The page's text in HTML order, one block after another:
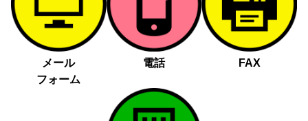
無く第三者に提供することはありません。
法令に基づく場合
人の生命、身体又は財産の保護にために必要がある場合であっ
て、本人の同意を得る事が困難であるとき
公衆衛生の向上又は児童の健全な育成の推進のために特に必要
がある場合であって、本人の同意を得る事が困難であるとき
メール
フォーム
電話 FAX